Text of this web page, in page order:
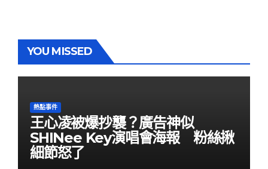
YOU MISSED
熱點事件
王心凌被爆抄襲？廣告神似
SHINee Key演唱會海報 粉絲揪
細節怒了